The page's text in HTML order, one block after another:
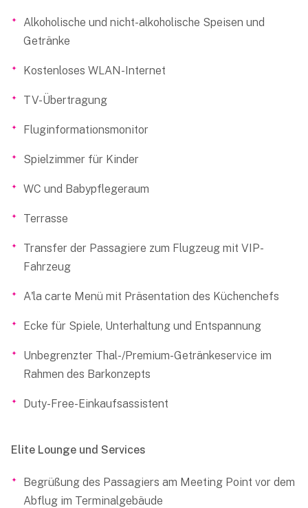
Alkoholische und nicht-alkoholische Speisen und
Getränke
Kostenloses WLAN-Internet
TV-Übertragung
Fluginformationsmonitor
Spielzimmer für Kinder
WC und Babypflegeraum
Terrasse
Transfer der Passagiere zum Flugzeug mit VIP-
Fahrzeug
A'la carte Menü mit Präsentation des Küchenchefs
Ecke für Spiele, Unterhaltung und Entspannung
Unbegrenzter Thal-/Premium-Getränkeservice im
Rahmen des Barkonzepts
Duty-Free-Einkaufsassistent
Elite Lounge und Services
Begrüßung des Passagiers am Meeting Point vor dem
Abflug im Terminalgebäude